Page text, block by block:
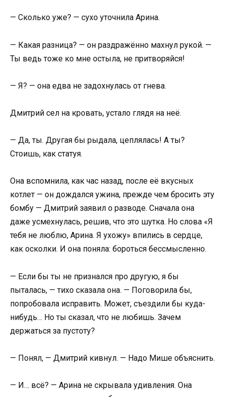
— Сколько уже? — сухо уточнила Арина.
— Какая разница? — он раздражённо махнул рукой. —
Ты ведь тоже ко мне остыла, не притворяйся!
— Я? — она едва не задохнулась от гнева.
Дмитрий сел на кровать, устало глядя на неё.
— Да, ты. Другая бы рыдала, цеплялась! А ты?
Стоишь, как статуя.
Она вспомнила, как час назад, после её вкусных
котлет — он дождался ужина, прежде чем бросить эту
бомбу — Дмитрий заявил о разводе. Сначала она
даже усмехнулась, решив, что это шутка. Но слова «Я
тебя не люблю, Арина. Я ухожу» впились в сердце,
как осколки. И она поняла: бороться бессмысленно.
— Если бы ты не признался про другую, я бы
пыталась, — тихо сказала она. — Поговорила бы,
попробовала исправить. Может, съездили бы куда-
нибудь… Но ты сказал, что не любишь. Зачем
держаться за пустоту?
— Понял, — Дмитрий кивнул. — Надо Мише объяснить.
— И… всё? — Арина не скрывала удивления. Она